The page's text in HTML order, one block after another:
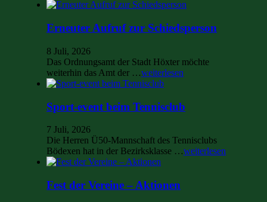
Erneuter Aufruf zur Schiedsperson
8 Juli, 2026
Das Ordnungsamt der Stadt Höxter möchte
weiterhin das Amt der …weiterlesen
Sport-event beim Tennisclub
7 Juli, 2026
Die Herren Ü50-Mannschaft des Tennisclubs
Bödexen hat in der Bezirksklasse …weiterlesen
Fest der Vereine – Aktionen